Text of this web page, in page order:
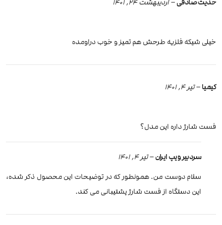
حدیث صادقی–اردیبهشت 24, 1401
خیلی شیکه فلزیه طرحش هم تمیز و خوب دراومده
کیمیا–تیر 4, 1401
فست شارژ داره این مدل؟
سردبیر ویپ ایران– تیر 4, 1401
سلام دوست من. همونطور که در توضیحات این محصول ذکر شده،
این دستگاه از فست شارژ پشتیبانی می کند.